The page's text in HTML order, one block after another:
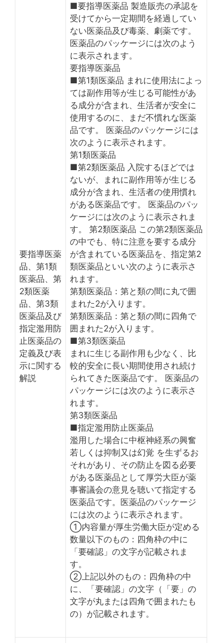
要指導医薬
品、第1類
医薬品、第
2類医薬
品、第3類
医薬品及び
指定濫用防
止医薬品の
定義及び表
示に関する
解説
■要指導医薬品 製造販売の承認を
受けてから一定期間を経過してい
ない医薬品及び毒薬、劇薬です。
医薬品のパッケージには次のよう
に表示されます。
要指導医薬品
■第1類医薬品 まれに使用法によっ
ては副作用等が生じる可能性があ
る成分が含まれ、生活者が安全に
使用するのに、まだ不慣れな医薬
品です。 医薬品のパッケージには
次のように表示されます。
第1類医薬品
■第2類医薬品 入院するほどでは
ないが、まれに副作用等が生じる
成分が含まれ、生活者の使用慣れ
がある医薬品です。 医薬品のパッ
ケージには次のように表示されま
す。 第2類医薬品 この第2類医薬品
の中でも、特に注意を要する成分
が含まれている医薬品を、指定第2
類医薬品といい次のように表示さ
れます。
第類医薬品：第と類の間に丸で囲
まれた2が入ります。
第類医薬品：第と類の間に四角で
囲まれた2が入ります。
■第3類医薬品
まれに生じる副作用も少なく、比
較的安全に長い期間使用され続け
られてきた医薬品です。 医薬品の
パッケージには次のように表示さ
れます。
第3類医薬品
■指定濫用防止医薬品
濫用した場合に中枢神経系の興奮
若しくは抑制又は幻覚 を生ずるお
それがあり、その防止を図る必要
がある医薬品として厚労大臣が薬
事審議会の意見を聴いて指定する
医薬品です。医薬品のパッケージ
には次のように表示されます。
①内容量が厚生労働大臣が定める
数量以下のもの：四角枠の中に
「要確認」の文字が記載されま
す。
②上記以外のもの：四角枠の中
に、「要確認」の文字（「要」の
文字が丸または四角で囲まれたも
の）が記載されます。